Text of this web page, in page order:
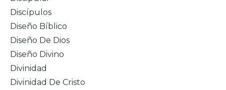
Discípulos
Diseño Bíblico
Diseño De Dios
Diseño Divino
Divinidad
Divinidad De Cristo